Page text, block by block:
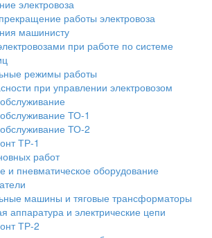
электровоза
работы электровоза
машинисту
при работе по системе
режимы работы
при управлении электровозом
ТО-1
ТО-2
ТР-1
работ
и пневматическое оборудование
машины и тяговые трансформаторы
аппаратура и электрические цепи
ТР-2